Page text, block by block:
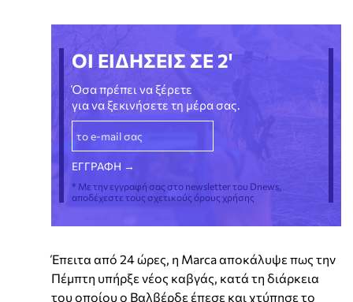
ΟΙ ΕΙΔΗΣΕΙΣ ΣΕ 2'
Όσα πρέπει να ξέρετε
για να ξεκινήσετε τη μέρα σας.
* Με την εγγραφή σας στο newsletter του Dnews,
αποδέχεστε τους σχετικούς όρους χρήσης
Έπειτα από 24 ώρες, η Marca αποκάλυψε πως την
Πέμπτη υπήρξε νέος καβγάς, κατά τη διάρκεια
του οποίου ο Βαλβέρδε έπεσε και χτύπησε το